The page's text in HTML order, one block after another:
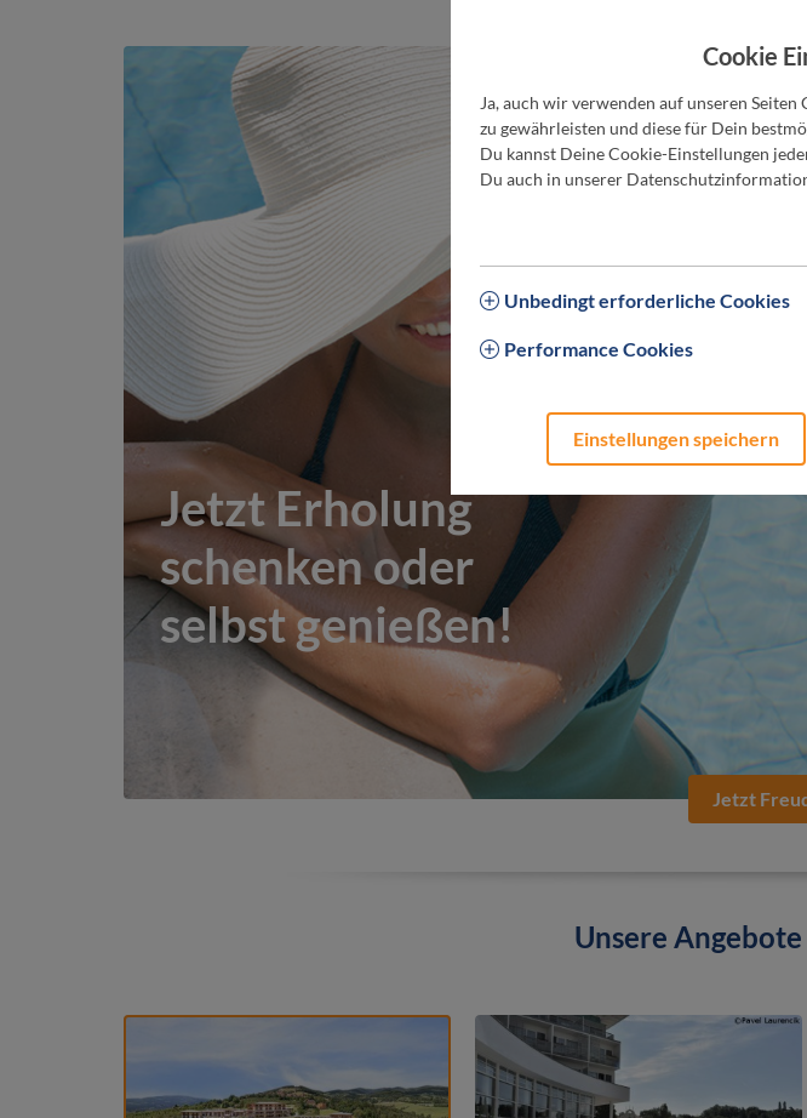
Jetzt Erholung
schenken oder
selbst genießen!
Jetzt
Unsere
Cookie
Ja, auch wir verwenden auf unseren
zu gewährleisten und diese für Dein
Du kannst Deine Cookie-Einstellungen
Du auch in unserer
Unbedingt erforderliche Cookies
Performance Cookies
Einstellungen speichern